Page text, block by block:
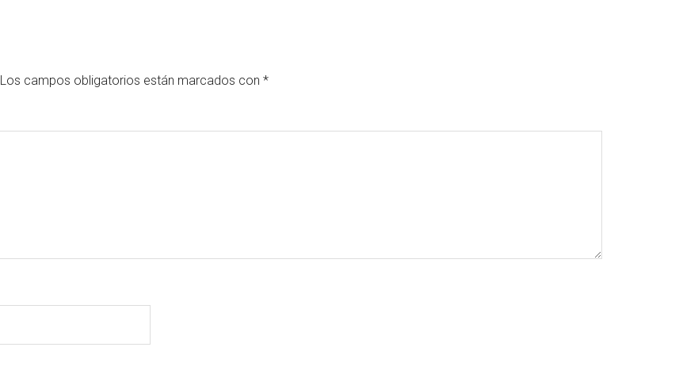
Los campos obligatorios están marcados con *